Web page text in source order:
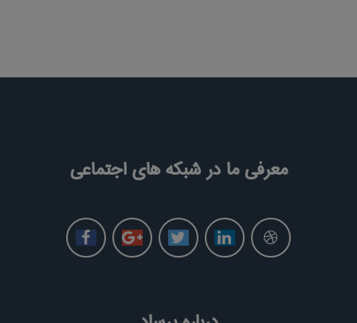
معرفی ما در شبکه های اجتماعی